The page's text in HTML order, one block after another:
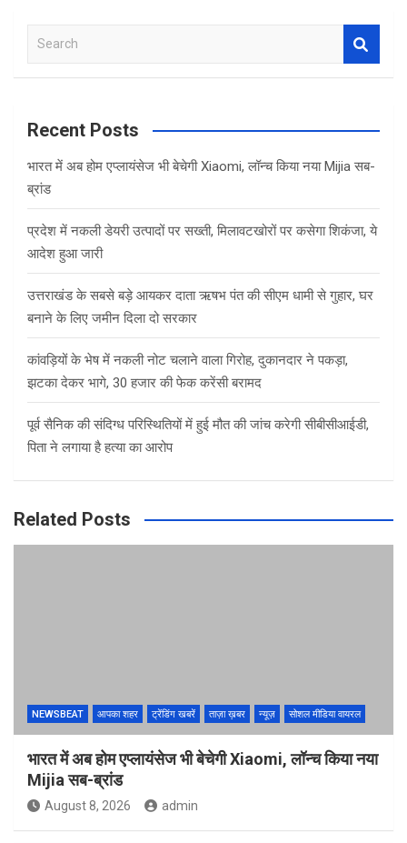
a
cRecent Posts
भारत में अब होम एप्लायंसेज भी बेचेगी Xiaomi, लॉन्च किया नया Mijia सब-
ब्रांड
प्रदेश में नकली डेयरी उत्पादों पर सख्ती, मिलावटखोरों पर कसेगा शिकंजा, ये
आदेश हुआ जारी
उत्तराखंड के सबसे बड़े आयकर दाता ऋषभ पंत की सीएम धामी से गुहार, घर
बनाने के लिए जमीन दिला दो सरकार
कांवड़ियों के भेष में नकली नोट चलाने वाला गिरोह, दुकानदार ने पकड़ा,
झटका देकर भागे, 30 हजार की फेक करेंसी बरामद
पूर्व सैनिक की संदिग्ध परिस्थितियों में हुई मौत की जांच करेगी सीबीसीआईडी,
पिता ने लगाया है हत्या का आरोप
Related Posts
NEWSBEAT आपका शहर ट्रेंडिंग खबरें ताज़ा ख़बर न्यूज़ सोशल मीडिया वायरल
भारत में अब होम एप्लायंसेज भी बेचेगी Xiaomi, लॉन्च किया नया
Mijia सब-ब्रांड
August 8, 2026 admin